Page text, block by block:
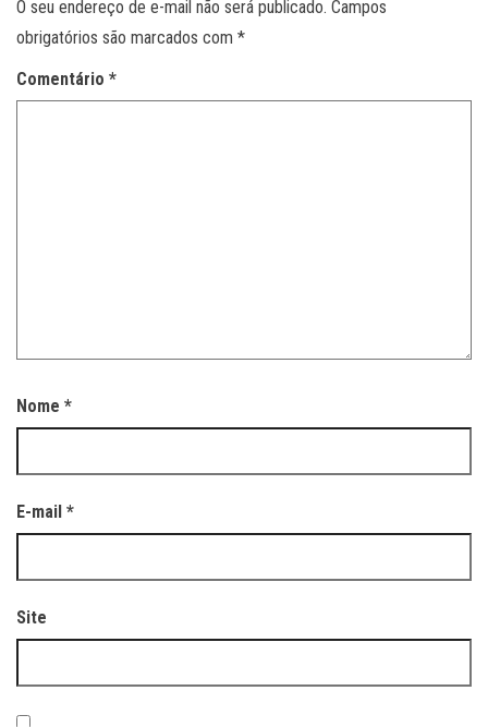
O seu endereço de e-mail não será publicado. Campos
obrigatórios são marcados com *
Comentário *
Nome *
E-mail *
Site